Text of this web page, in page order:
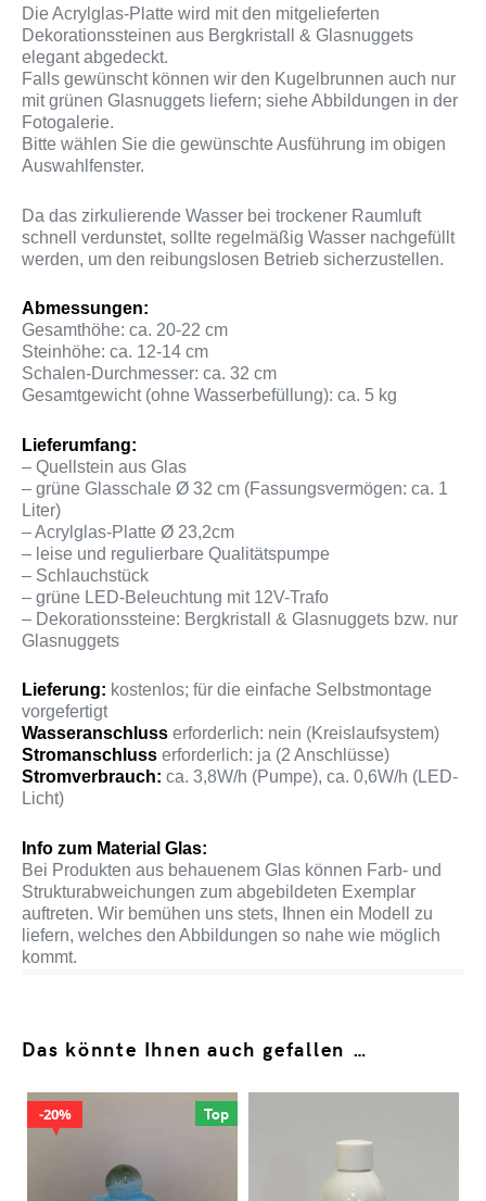
Die Acrylglas-Platte wird mit den mitgelieferten
Dekorationssteinen aus Bergkristall & Glasnuggets
elegant abgedeckt.
Falls gewünscht können wir den Kugelbrunnen auch nur
mit grünen Glasnuggets liefern; siehe Abbildungen in der
Fotogalerie.
Bitte wählen Sie die gewünschte Ausführung im obigen
Auswahlfenster.
Da das zirkulierende Wasser bei trockener Raumluft
schnell verdunstet, sollte regelmäßig Wasser nachgefüllt
werden, um den reibungslosen Betrieb sicherzustellen.
Abmessungen:
Gesamthöhe: ca. 20-22 cm
Steinhöhe: ca. 12-14 cm
Schalen-Durchmesser: ca. 32 cm
Gesamtgewicht (ohne Wasserbefüllung): ca. 5 kg
Lieferumfang:
– Quellstein aus Glas
– grüne Glasschale Ø 32 cm (Fassungsvermögen: ca. 1
Liter)
– Acrylglas-Platte Ø 23,2cm
– leise und regulierbare Qualitätspumpe
– Schlauchstück
– grüne LED-Beleuchtung mit 12V-Trafo
– Dekorationssteine: Bergkristall & Glasnuggets bzw. nur
Glasnuggets
Lieferung: kostenlos; für die einfache Selbstmontage
vorgefertigt
Wasseranschluss erforderlich: nein (Kreislaufsystem)
Stromanschluss erforderlich: ja (2 Anschlüsse)
Stromverbrauch: ca. 3,8W/h (Pumpe), ca. 0,6W/h (LED-
Licht)
Info zum Material Glas:
Bei Produkten aus behauenem Glas können Farb- und
Strukturabweichungen zum abgebildeten Exemplar
auftreten. Wir bemühen uns stets, Ihnen ein Modell zu
liefern, welches den Abbildungen so nahe wie möglich
kommt.
Das könnte Ihnen auch gefallen …
Top
20%